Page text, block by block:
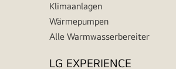
Klimaanlagen
Wärmepumpen
Alle Warmwasserbereiter
LG EXPERIENCE